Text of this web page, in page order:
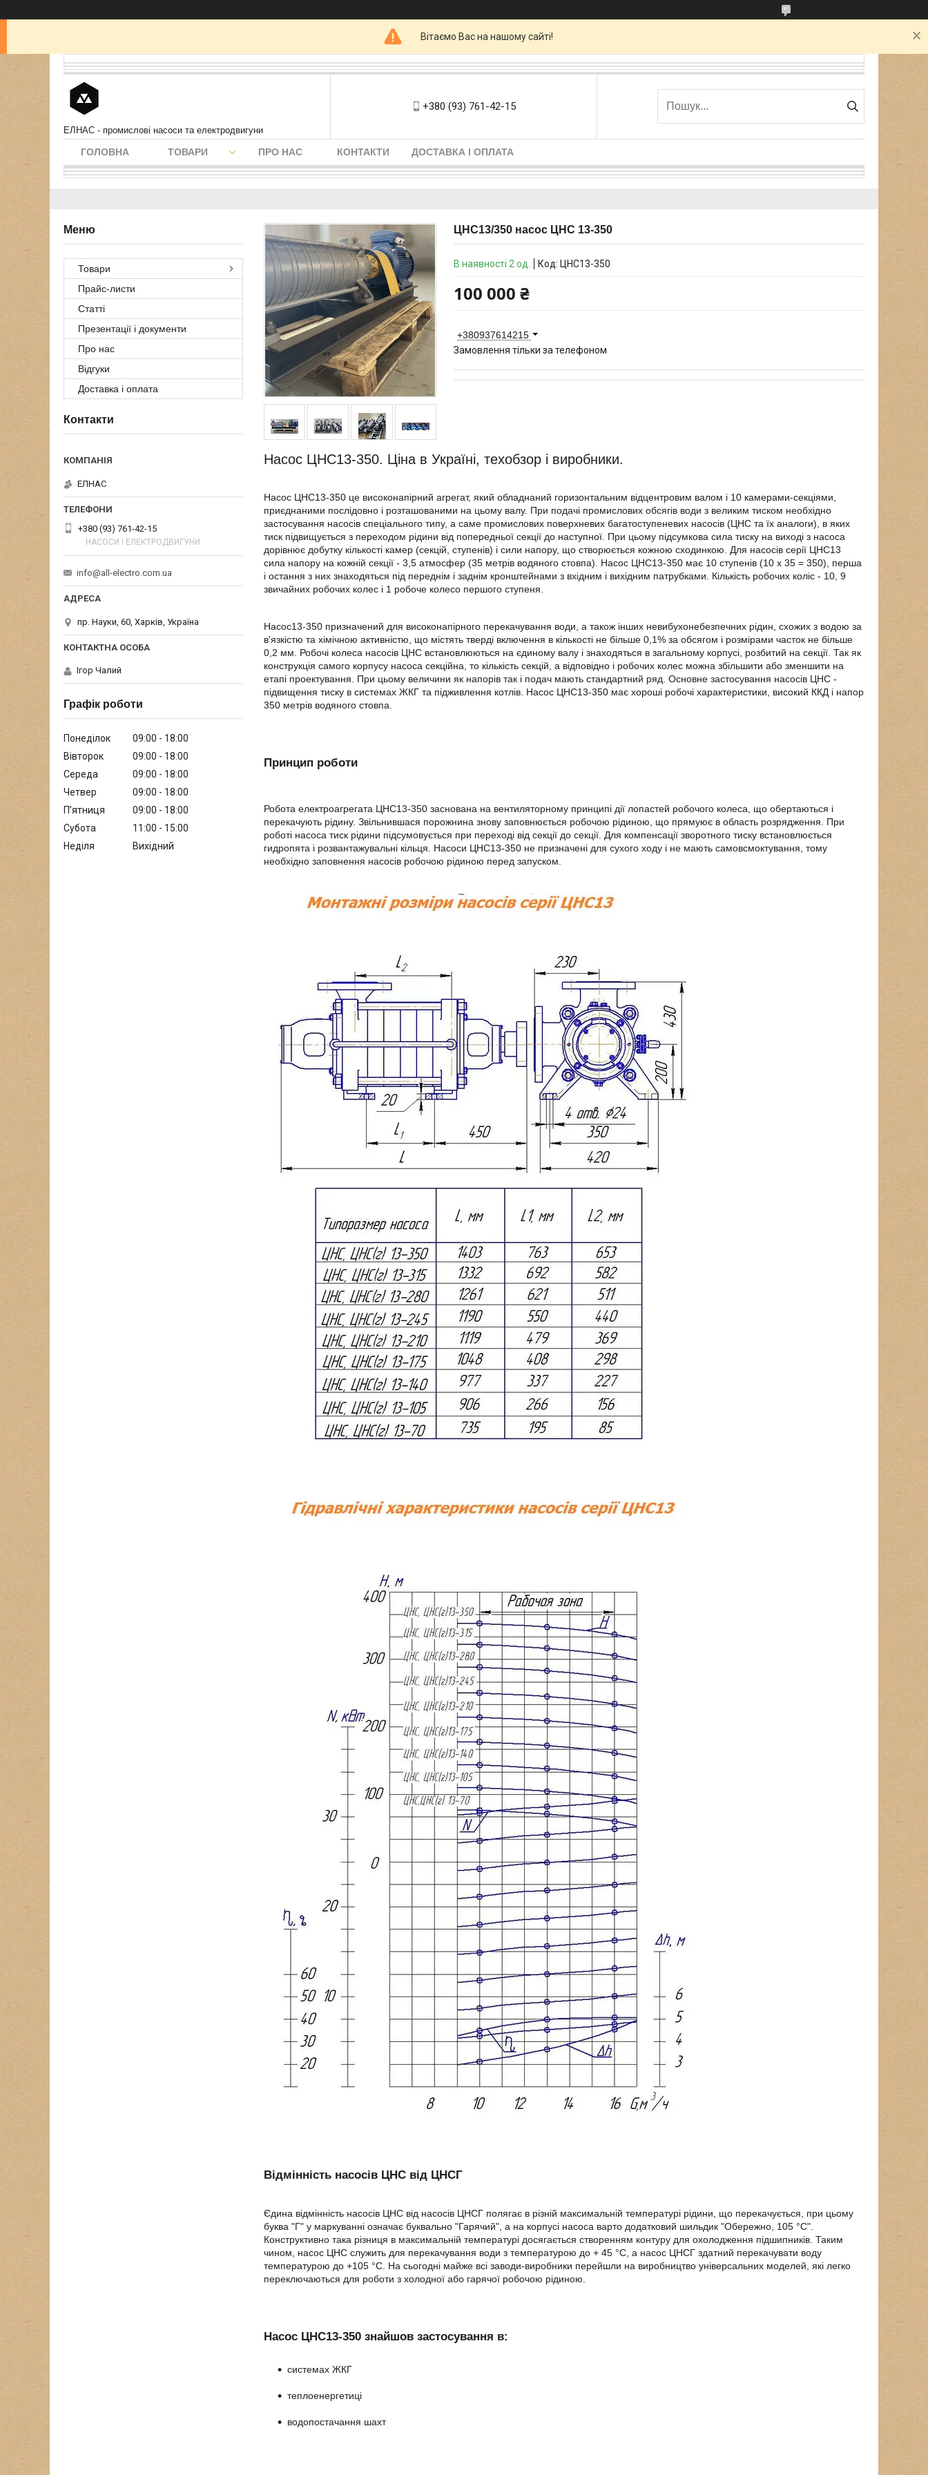
Вітаємо Вас на нашому сайті!
ЕЛНАС - промислові насоси та електродвигуни
+380 (93) 761-42-15
ГОЛОВНА ТОВАРИ ПРО НАС КОНТАКТИ ДОСТАВКА І ОПЛАТА
ЦНС13/350 насос ЦНС 13-350
В наявності 2 од. Код: ЦНС13-350
100 000 ₴
+380937614215
Замовлення тільки за телефоном
Насос ЦНС13-350. Ціна в Україні, техобзор і виробники.
Насос ЦНС13-350 це високонапірний агрегат, який обладнаний горизонтальним відцентровим валом і 10 камерами-секціями,
приєднаними послідовно і розташованими на цьому валу. При подачі промислових обсягів води з великим тиском необхідно
застосування насосів спеціального типу, а саме промислових поверхневих багатоступеневих насосів (ЦНС та їх аналоги), в яких
тиск підвищується з переходом рідини від попередньої секції до наступної. При цьому підсумкова сила тиску на виході з насоса
дорівнює добутку кількості камер (секцій, ступенів) і сили напору, що створюється кожною сходинкою. Для насосів серії ЦНС13
сила напору на кожній секції - 3,5 атмосфер (35 метрів водяного стовпа). Насос ЦНС13-350 має 10 ступенів (10 х 35 = 350), перша
і остання з них знаходяться під переднім і заднім кронштейнами з вхідним і вихідним патрубками. Кількість робочих коліс - 10, 9
звичайних робочих колес і 1 робоче колесо першого ступеня.
Насос13-350 призначений для високонапірного перекачування води, а також інших невибухонебезпечних рідин, схожих з водою за
в'язкістю та хімічною активністю, що містять тверді включення в кількості не більше 0,1% за обсягом і розмірами часток не більше
0,2 мм. Робочі колеса насосів ЦНС встановлюються на єдиному валу і знаходяться в загальному корпусі, розбитий на секції. Так як
конструкція самого корпусу насоса секційна, то кількість секцій, а відповідно і робочих колес можна збільшити або зменшити на
етапі проектування. При цьому величини як напорів так і подач мають стандартний ряд. Основне застосування насосів ЦНС -
підвищення тиску в системах ЖКГ та підживлення котлів. Насос ЦНС13-350 має хороші робочі характеристики, високий ККД і напор
350 метрів водяного стовпа.
Принцип роботи
Робота електроагрегата ЦНС13-350 заснована на вентиляторному принципі дії лопастей робочого колеса, що обертаються і
перекачують рідину. Звільнившася порожнина знову заповнюється робочою рідиною, що прямуює в область розрядження. При
роботі насоса тиск рідини підсумовується при переході від секції до секції. Для компенсації зворотного тиску встановлюється
гидропята і розвантажувальні кільця. Насоси ЦНС13-350 не призначені для сухого ходу і не мають самовсмоктування, тому
необхідно заповнення насосів робочою рідиною перед запуском.
Відмінність насосів ЦНС від ЦНСГ
Єдина відмінність насосів ЦНС від насосів ЦНСГ полягає в різній максимальній температурі рідини, що перекачується, при цьому
буква "Г" у маркуванні означає буквально "Гарячий", а на корпусі насоса варто додатковий шильдик "Обережно, 105 °C".
Конструктивно така різниця в максимальній температурі досягається створенням контуру для охолодження підшипників. Таким
чином, насос ЦНС служить для перекачування води з температурою до + 45 °C, а насос ЦНСГ здатний перекачувати воду
температурою до +105 °C. На сьогодні майже всі заводи-виробники перейшли на виробництво універсальних моделей, які легко
переключаються для роботи з холодної або гарячої робочою рідиною.
Насос ЦНС13-350 знайшов застосування в:
системах ЖКГ
теплоенергетиці
водопостачання шахт
Товари
Прайс-листи
Статті
Презентації і документи
Про нас
Відгуки
Доставка і оплата
Контакти
ЕЛНАС
+380 (93) 761-42-15
НАСОСИ І ЕЛЕКТРОДВИГУНИ
info@all-electro.com.ua
пр. Науки, 60, Харків, Україна
Ігор Чалий
Графік роботи
Понеділок 09:00
18:00
Вівторок
09:00
18:00
Середа
09:00
18:00
Четвер
09:00
18:00
Пʼятниця
09:00
18:00
Субота
11:00
15:00
Неділя
Вихідний